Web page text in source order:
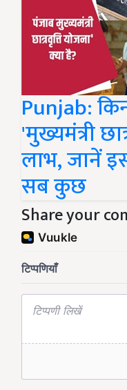
Punjab:
'मुख्यमंत्री
लाभ, जानें
सब कुछ
Share your